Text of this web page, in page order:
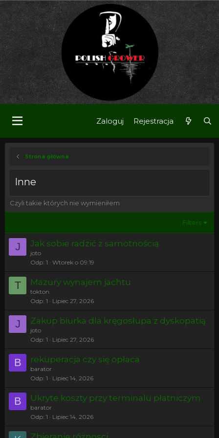
Zaloguj Rejestracja
Strona główna
Inne
Czyli takie których nie wymieniłem
Filters
J Jak sobie radzić z samotnością
joto
Odp 1 Wtorek o 09:19
T Mazury wynajem jachtu
tokton
Odp 1 Lipiec 27, 2026
J Zakup biurka dla kręgosłupa z dyskopatią
joto
Odp 1 Lipiec 27, 2026
B rekuperacja czy się opłaca
barator
Odp 1 Lipiec 14, 2026
B Ukryte koszty przy terminalu płatniczym
barator
Odp 1 Lipiec 14, 2026